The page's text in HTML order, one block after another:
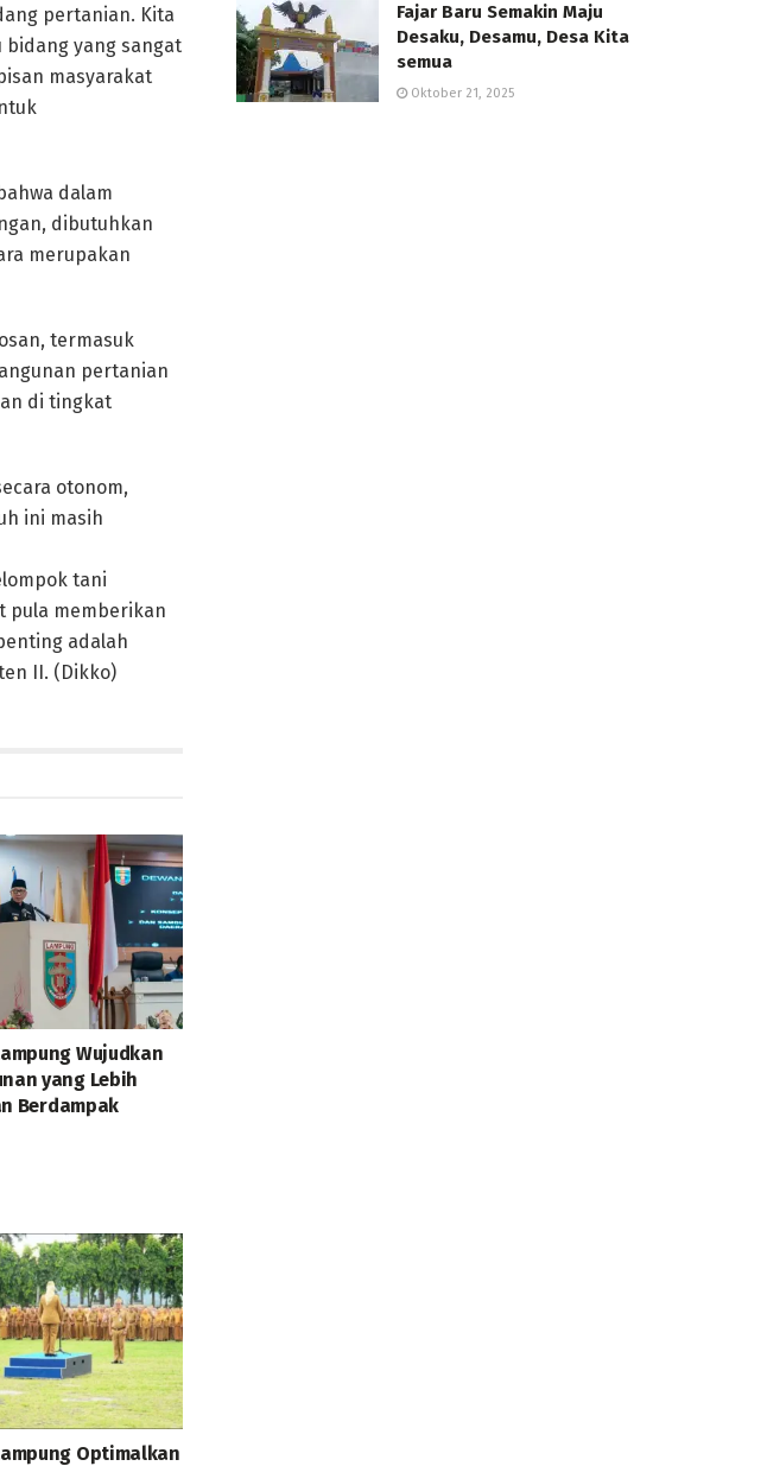
pertanian. Kita
yang sangat
masyarakat
dalam
dibutuhkan
merupakan
termasuk
pertanian
di tingkat
otonom,
ini masih
tani
pula memberikan
adalah
II. (Dikko)
Wujudkan
yang Lebih
Berdampak
Optimalkan
Fajar Baru Semakin Maju
Desaku, Desamu, Desa Kita
semua
Oktober 21, 2025